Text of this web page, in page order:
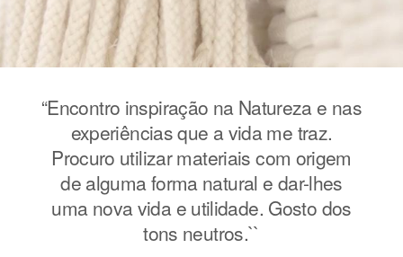
“Encontro inspiração na Natureza e nas
experiências que a vida me traz.
Procuro utilizar materiais com origem
de alguma forma natural e dar-lhes
uma nova vida e utilidade. Gosto dos
tons neutros.``